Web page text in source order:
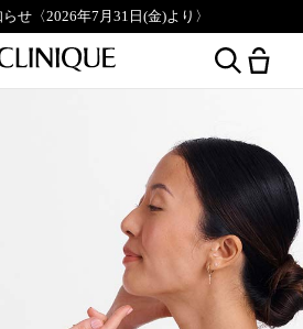
せ〈2026年7月31日(金)より〉